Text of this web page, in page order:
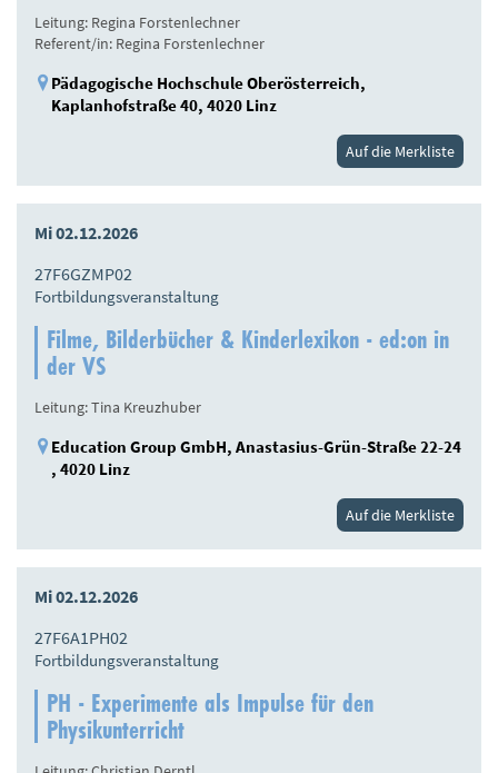
Leitung: Regina Forstenlechner
Referent/in: Regina Forstenlechner
Pädagogische Hochschule Oberösterreich,
Kaplanhofstraße 40, 4020 Linz
Auf die Merkliste
Mi 02.12.2026
27F6GZMP02
Fortbildungsveranstaltung
Filme, Bilderbücher & Kinderlexikon - ed:on in
der VS
Leitung: Tina Kreuzhuber
Education Group GmbH, Anastasius-Grün-Straße 22-24
, 4020 Linz
Auf die Merkliste
Mi 02.12.2026
27F6A1PH02
Fortbildungsveranstaltung
PH - Experimente als Impulse für den
Physikunterricht